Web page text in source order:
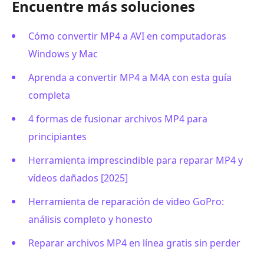
Encuentre más soluciones
Cómo convertir MP4 a AVI en computadoras
Windows y Mac
Aprenda a convertir MP4 a M4A con esta guía
completa
4 formas de fusionar archivos MP4 para
principiantes
Herramienta imprescindible para reparar MP4 y
vídeos dañados [2025]
Herramienta de reparación de video GoPro:
análisis completo y honesto
Reparar archivos MP4 en línea gratis sin perder